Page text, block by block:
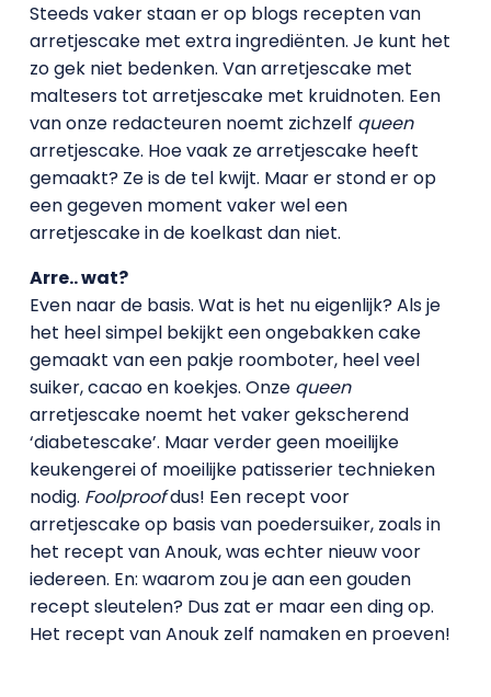
Steeds vaker staan er op blogs recepten van
arretjescake met extra ingrediënten. Je kunt het
zo gek niet bedenken. Van arretjescake met
maltesers tot arretjescake met kruidnoten. Een
van onze redacteuren noemt zichzelf queen
arretjescake. Hoe vaak ze arretjescake heeft
gemaakt? Ze is de tel kwijt. Maar er stond er op
een gegeven moment vaker wel een
arretjescake in de koelkast dan niet.
Arre.. wat?
Even naar de basis. Wat is het nu eigenlijk? Als je
het heel simpel bekijkt een ongebakken cake
gemaakt van een pakje roomboter, heel veel
suiker, cacao en koekjes. Onze queen
arretjescake noemt het vaker gekscherend
‘diabetescake’. Maar verder geen moeilijke
keukengerei of moeilijke patisserier technieken
nodig. Foolproofdus! Een recept voor
arretjescake op basis van poedersuiker, zoals in
het recept van Anouk, was echter nieuw voor
iedereen. En: waarom zou je aan een gouden
recept sleutelen? Dus zat er maar een ding op.
Het recept van Anouk zelf namaken en proeven!